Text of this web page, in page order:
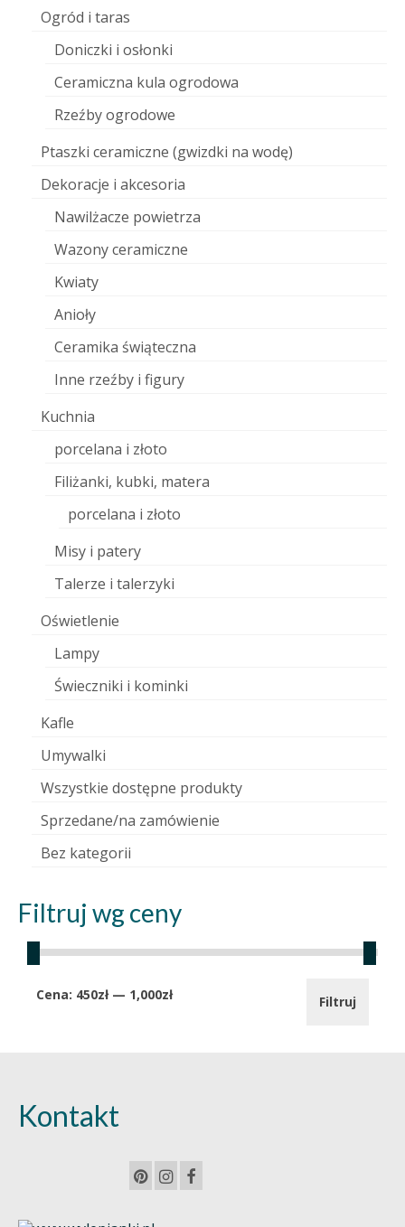
Ogród i taras
Doniczki i osłonki
Ceramiczna kula ogrodowa
Rzeźby ogrodowe
Ptaszki ceramiczne (gwizdki na wodę)
Dekoracje i akcesoria
Nawilżacze powietrza
Wazony ceramiczne
Kwiaty
Anioły
Ceramika świąteczna
Inne rzeźby i figury
Kuchnia
porcelana i złoto
Filiżanki, kubki, matera
porcelana i złoto
Misy i patery
Talerze i talerzyki
Oświetlenie
Lampy
Świeczniki i kominki
Kafle
Umywalki
Wszystkie dostępne produkty
Sprzedane/na zamówienie
Bez kategorii
Filtruj wg ceny
Cena
Cena
Filtruj
Cena: 450zł— 1,000zł
Kontakt